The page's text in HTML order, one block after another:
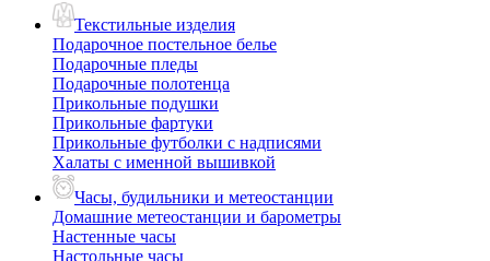
Текстильные изделия
Подарочное постельное белье
Подарочные пледы
Подарочные полотенца
Прикольные подушки
Прикольные фартуки
Прикольные футболки с надписями
Халаты с именной вышивкой
Часы, будильники и метеостанции
Домашние метеостанции и барометры
Настенные часы
Настольные часы